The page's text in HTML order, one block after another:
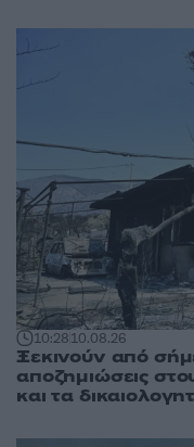
10:2810.08.26
Ξεκινούν από
αποζημιώσεις
και τα